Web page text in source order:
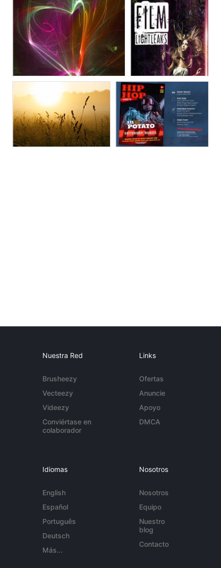
Nuestra Red
Brusheezy
Vecteezy
Videezy
Conviértase en
colaborador
Links
Ofertas
Anuncie
Apoyo
DMCA
Idiomas
English
Español
Português
Deutsch
Más...
Nosotros
Nosotros
Equipo
Nuestro
blog
Contacto